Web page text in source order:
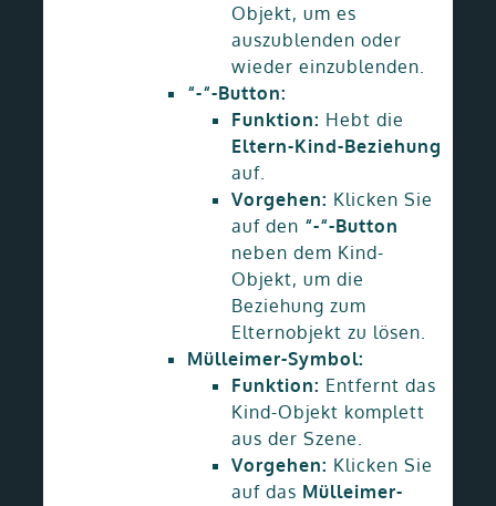
Objekt, um es
auszublenden oder
wieder einzublenden.
“-“-Button:
Funktion: Hebt die
Eltern-Kind-Beziehung
auf.
Vorgehen: Klicken Sie
auf den “-“-Button
neben dem Kind-
Objekt, um die
Beziehung zum
Elternobjekt zu lösen.
Mülleimer-Symbol:
Funktion: Entfernt das
Kind-Objekt komplett
aus der Szene.
Vorgehen: Klicken Sie
auf das Mülleimer-